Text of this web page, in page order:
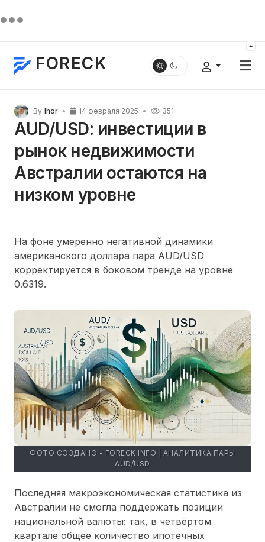
FORECK
By Ihor 14 февраля 2025 351
AUD/USD: инвестиции в
рынок недвижимости
Австралии остаются на
низком уровне
На фоне умеренно негативной динамики
американского доллара пара AUD/USD
корректируется в боковом тренде на уровне
0.6319.
ФОТО СОЗДАНО - FORECK.INFO | АНАЛИТИКА ПАРЫ
AUD/USD
Последняя макроэкономическая статистика из
Австралии не смогла поддержать позиции
национальной валюты: так, в четвёртом
квартале общее количество ипотечных